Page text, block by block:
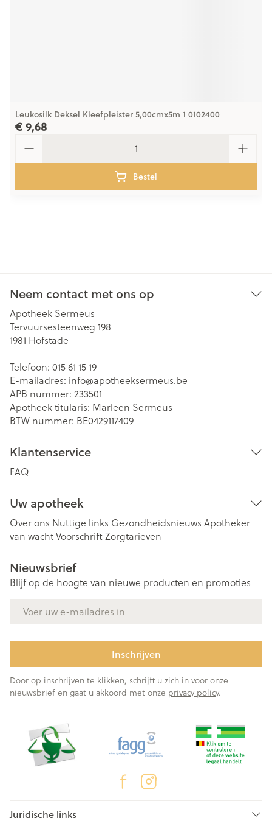
Leukosilk Deksel Kleefpleister 5,00cmx5m 1 0102400
€ 9,68
Bestel
Neem contact met ons op
Apotheek Sermeus
Tervuursesteenweg 198
1981 Hofstade
Telefoon: 015 61 15 19
E-mailadres: info@apotheeksermeus.be
APB nummer: 233501
Apotheek titularis: Marleen Sermeus
BTW nummer: BE0429117409
Klantenservice
FAQ
Uw apotheek
Over ons Nuttige links Gezondheidsnieuws Apotheker
van wachtVoorschriftZorgtarieven
Nieuwsbrief
Blijf op de hoogte van nieuwe producten en promoties
Inschrijven
Door op inschrijven te klikken, schrijft u zich in voor onze
nieuwsbrief en gaat u akkoord met onze privacy policy.
Juridische links